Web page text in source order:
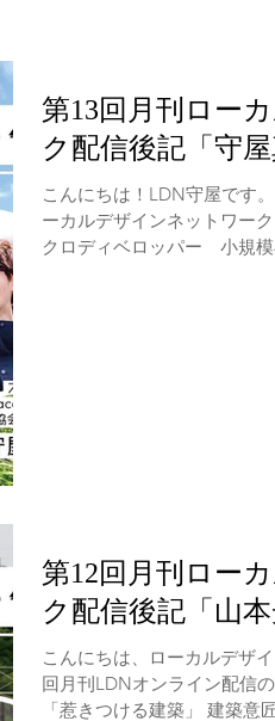
第13回月刊ロー
ク配信後記「守屋
こんにちは！LDN守屋です
ーカルデザインネットワー
クロディベロッパー 小規
第12回月刊ロー
ク配信後記「山本
こんにちは、ローカルデザ
回月刊LDNオンライン配信
「惹きつける建築」 建築意